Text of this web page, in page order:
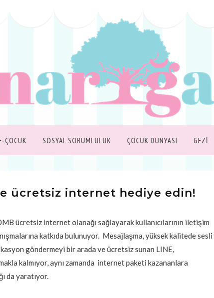
ÇOCUK SOSYAL SORUMLULUK ÇOCUK DÜNYASI GEZİ
ücretsiz internet hediye edin!
ücretsiz internet olanağı sağlayarak kullanıcılarının iletişim
katkıda bulunuyor. Mesajlaşma, yüksek kalitede sesli
göndermeyi bir arada ve ücretsiz sunan LINE,
kalmıyor, aynı zamanda internet paketi kazananlara
da yaratıyor.